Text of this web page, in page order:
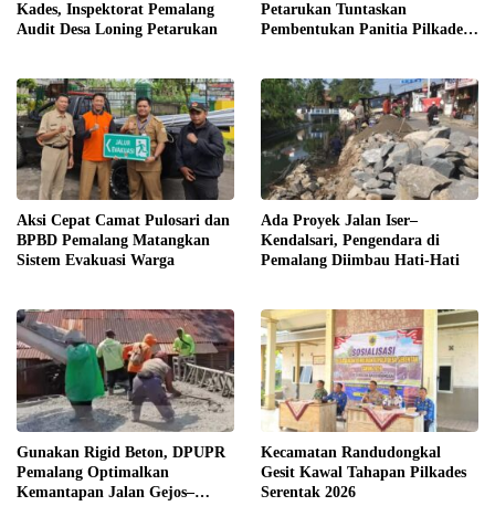
Kades, Inspektorat Pemalang
Audit Desa Loning Petarukan
Petarukan Tuntaskan
Pembentukan Panitia Pilkades
Aksi Cepat Camat Pulosari dan
BPBD Pemalang Matangkan
Sistem Evakuasi Warga
Ada Proyek Jalan Iser–
Kendalsari, Pengendara di
Pemalang Diimbau Hati-Hati
Gunakan Rigid Beton, DPUPR
Pemalang Optimalkan
Kemantapan Jalan Gejos–
Kecamatan Randudongkal
Gesit Kawal Tahapan Pilkades
Serentak 2026